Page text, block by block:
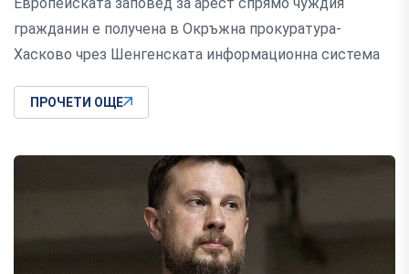
гражданин е получена в Окръжна прокуратура-
Хасково чрез Шенгенската информационна система
ПРОЧЕТИ ОЩЕ